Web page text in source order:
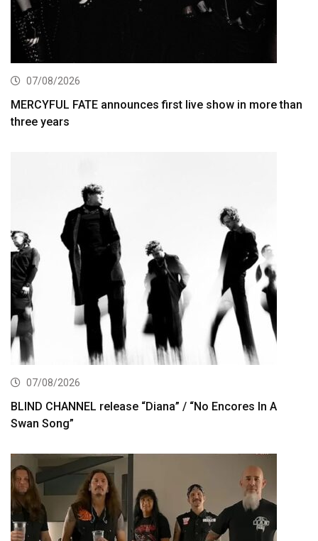
07/08/2026
MERCYFUL FATE announces first live show in more than
three years
07/08/2026
BLIND CHANNEL release “Diana” / “No Encores In A
Swan Song”